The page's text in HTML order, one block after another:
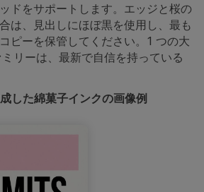
ドをサポートします。エッジと桜の
は、見出しにほぼ黒を使用し、最も
ピーを保管してください。1 つの大
リーは、最新で自信を持っている
した綿菓子インクの画像例